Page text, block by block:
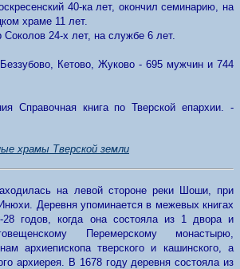
40-ка лет, окончил семинарию, на
храме 11 лет.
24-х лет, на службе 6 лет.
Кетово, Жуково - 695 мужчин и 744
Справочная книга по Тверской епархии. -
храмы Тверской земли
на левой стороне реки Шоши, при
Деревня упоминается в межевых книгах
28 годов, когда она состояла из 1 двора и
Перемерскому монастырю,
архиепископа тверского и кашинского, а
архиерея. В 1678 году деревня состояла из